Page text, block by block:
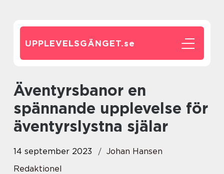
UPPLEVELSGÄNGET.se
Äventyrsbanor en
spännande upplevelse för
äventyrslystna själar
14 september 2023
Johan Hansen
Redaktionel